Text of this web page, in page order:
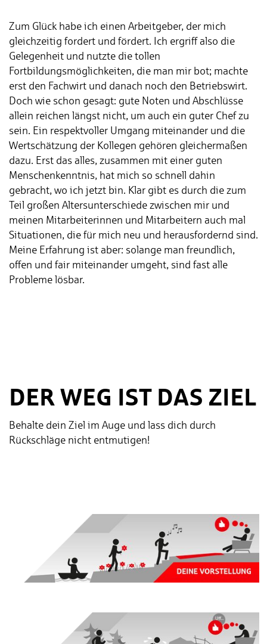
Zum Glück habe ich einen Arbeitgeber, der mich
gleichzeitig fordert und fördert. Ich ergriff also die
Gelegenheit und nutzte die tollen
Fortbildungsmöglichkeiten, die man mir bot; machte
erst den Fachwirt und danach noch den Betriebswirt.
Doch wie schon gesagt: gute Noten und Abschlüsse
allein reichen längst nicht, um auch ein guter Chef zu
sein. Ein respektvoller Umgang miteinander und die
Wertschätzung der Kollegen gehören gleichermaßen
dazu. Erst das alles, zusammen mit einer guten
Menschenkenntnis, hat mich so schnell dahin
gebracht, wo ich jetzt bin. Klar gibt es durch die zum
Teil großen Altersunterschiede zwischen mir und
meinen Mitarbeiterinnen und Mitarbeitern auch mal
Situationen, die für mich neu und herausfordernd sind.
Meine Erfahrung ist aber: solange man freundlich,
offen und fair miteinander umgeht, sind fast alle
Probleme lösbar.
DER WEG IST DAS ZIEL
Behalte dein Ziel im Auge und lass dich durch
Rückschläge nicht entmutigen!